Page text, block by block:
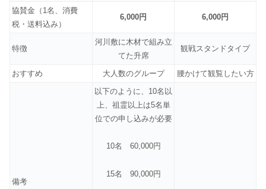
協賛金（1名、消費
税・送料込み）
6,000円 6,000円
特徴
河川敷に木材で組み立
てた升席
観戦スタンドタイプ
おすすめ 大人数のグループ 腰かけて観覧したい方
備考
以下のように、10名以
上、祖霊以上は5名単
位での申し込みが必要
10名 60,000円
15名 90,000円